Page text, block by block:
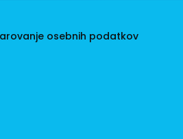
osebnih podatkov